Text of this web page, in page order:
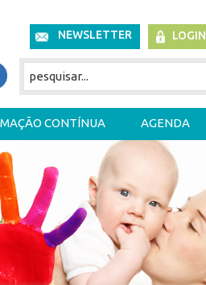
NEWSLETTER LOGIN
CONTÍNUA AGENDA